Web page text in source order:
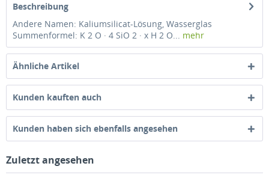
Beschreibung
Andere Namen: Kaliumsilicat-Lösung, Wasserglas
Summenformel: K 2 O · 4 SiO 2 · x H 2 O... mehr
Ähnliche Artikel
Kunden kauften auch
Kunden haben sich ebenfalls angesehen
Zuletzt angesehen